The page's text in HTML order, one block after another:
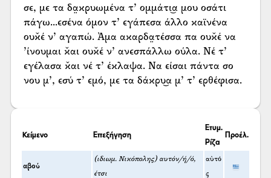
σε, με τα δα̤κρυωμένα τ’ ομμάτι͜α μου οσάτι
πάγω...εσένα όμον τ’ εγάπεσα άλλο καϊνένα
ουκ̌έ ν’ αγαπώ. Ὰμα ακαρδα̤τέσσα πα ουκ̌έ να
’ίνουμαι κ̌αι ουκ̌έ ν’ ανεσπάλλω ούλα. Νέ τ’
εγέλασα κ̌αι νέ τ’ έκλαψα. Να είσαι πάντα σο
νου μ’, εσύ τ’ εμό, με τα δάκρυ͜α μ’ τ’ ερθέφισα.
Κείμενο Επεξήγηση
Ετυμ.
Ρίζα
Προέλ.
αβού
(ιδιωμ. Νικόπολης) αυτόν/ή/ό,
έτσι
αὐτό
ς